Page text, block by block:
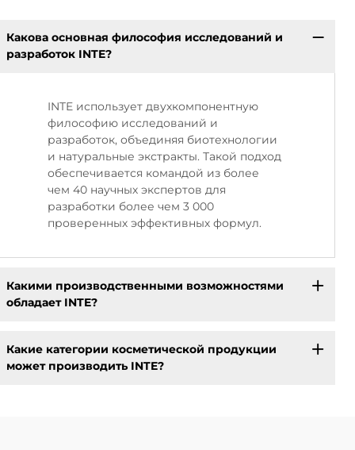
Какова основная философия исследований и
разработок INTE?
INTE использует двухкомпонентную
философию исследований и
разработок, объединяя биотехнологии
и натуральные экстракты. Такой подход
обеспечивается командой из более
чем 40 научных экспертов для
разработки более чем 3 000
проверенных эффективных формул.
Какими производственными возможностями
обладает INTE?
Какие категории косметической продукции
может производить INTE?